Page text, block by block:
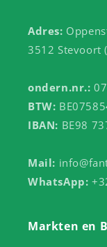
Adres:
3512 Stevoort
ondern.nr.:
BTW:
IBAN: BE98
Mail:
WhatsApp:
Markten en